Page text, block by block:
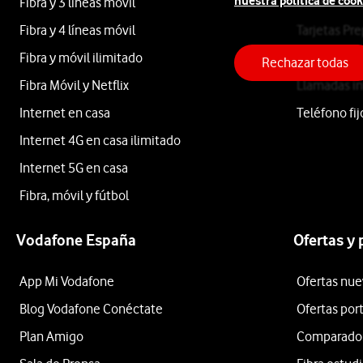
Hogar
y
Ocio
Xiaomi
OPPO
Fibra y 4 líneas móvil
Fibra y móvil ilimitado
Fibra Móvil y Netflix
Internet en casa
Internet 4G en casa ilimitado
Internet 5G en casa
Fibra, móvil y fútbol
Tarjetas
Roaming
Llamadas
Teléfono
Vodafone España
App Mi Vodafone
Blog Vodafone Conéctate
Plan Amigo
Ofertas y
Ofertas
Ofertas
Rechazar todas